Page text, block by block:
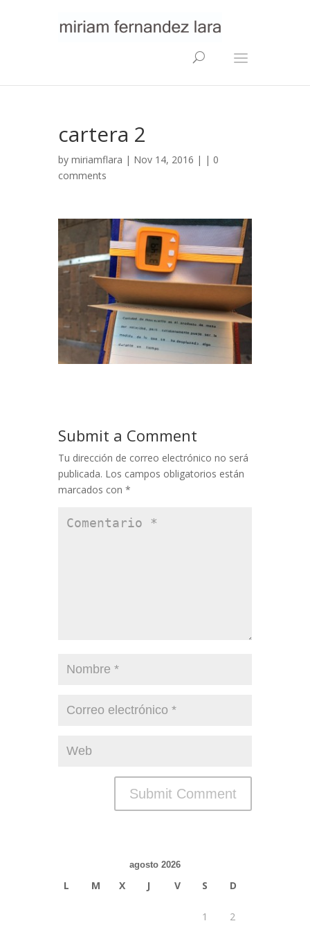
cartera 2
by miriamflara | Nov 14, 2016 | | 0
comments
Submit a Comment
Tu dirección de correo electrónico no será
publicada. Los campos obligatorios están
marcados con *
agosto 2026
L M X J V S D
1 2